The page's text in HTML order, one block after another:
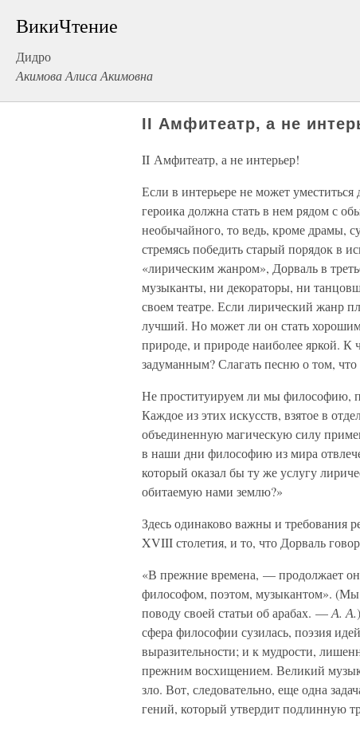
ВикиЧтение
Дидро
Акимова Алиса Акимовна
II Амфитеатр, а не
II Амфитеатр, а не интерьер!
Если в интерьере не может
героика должна стать в нем рядом с
необычайного, то ведь, кроме драмы,
стремясь победить старый порядок в
«лирическим жанром», Дорваль в
музыканты, ни декораторы, ни
своем театре. Если лирический
лучший. Но может ли он стать
природе, и природе наиболее яркой. К
задуманным? Слагать песню о том,
Не проституируем ли мы философию,
Каждое из этих искусств, взятое в
объединенную магическую силу
в наши дни философию из мира
который оказал бы ту же услугу
обитаемую нами землю?»
Здесь одинаково важны и требования
XVIII столетия, и то, что Дорваль
«В прежние времена, — продолжает
философом, поэтом, музыкантом».
поводу своей статьи об арабах. —А. А.
сфера философии сузилась, поэзия
выразительности; и к мудрости,
прежним восхищением. Великий
зло. Вот, следовательно, еще одна
гений, который утвердит подлинную